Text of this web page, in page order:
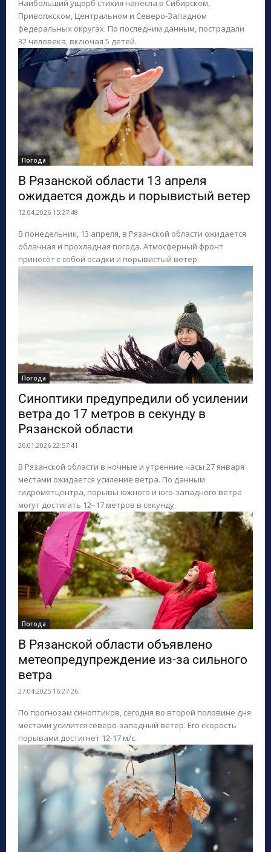
Наибольший ущерб стихия нанесла в Сибирском,
Приволжском, Центральном и Северо-Западном
федеральных округах. По последним данным, пострадали
32 человека, включая 5 детей.
Погода
В Рязанской области 13 апреля
ожидается дождь и порывистый ветер
12.04.2026 15:27:48
В понедельник, 13 апреля, в Рязанской области ожидается
облачная и прохладная погода. Атмосферный фронт
принесёт с собой осадки и порывистый ветер.
Погода
Синоптики предупредили об усилении
ветра до 17 метров в секунду в
Рязанской области
26.01.2026 22:57:41
В Рязанской области в ночные и утренние часы 27 января
местами ожидается усиление ветра. По данным
гидрометцентра, порывы южного и юго-западного ветра
могут достигать 12–17 метров в секунду.
Погода
В Рязанской области объявлено
метеопредупреждение из-за сильного
ветра
27.04.2025 16:27:26
По прогнозам синоптиков, сегодня во второй половине дня
местами усилится северо-западный ветер. Его скорость
порывами достигнет 12-17 м/с.